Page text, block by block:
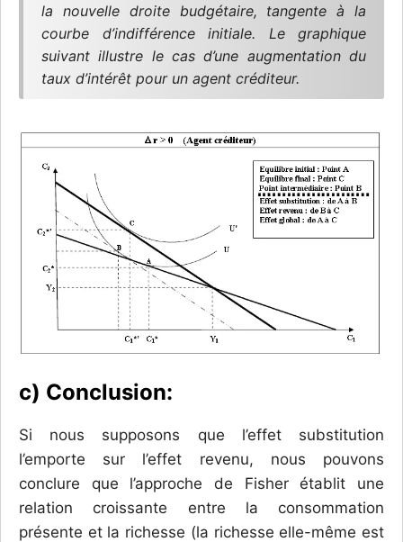
la nouvelle droite budgétaire, tangente à la
courbe d’indifférence initiale. Le graphique
suivant illustre le cas d’une augmentation du
taux d’intérêt pour un agent créditeur.
c) Conclusion:
Si nous supposons que l’effet substitution
l’emporte sur l’effet revenu, nous pouvons
conclure que l’approche de Fisher établit une
relation croissante entre la consommation
présente et la richesse (la richesse elle-même est